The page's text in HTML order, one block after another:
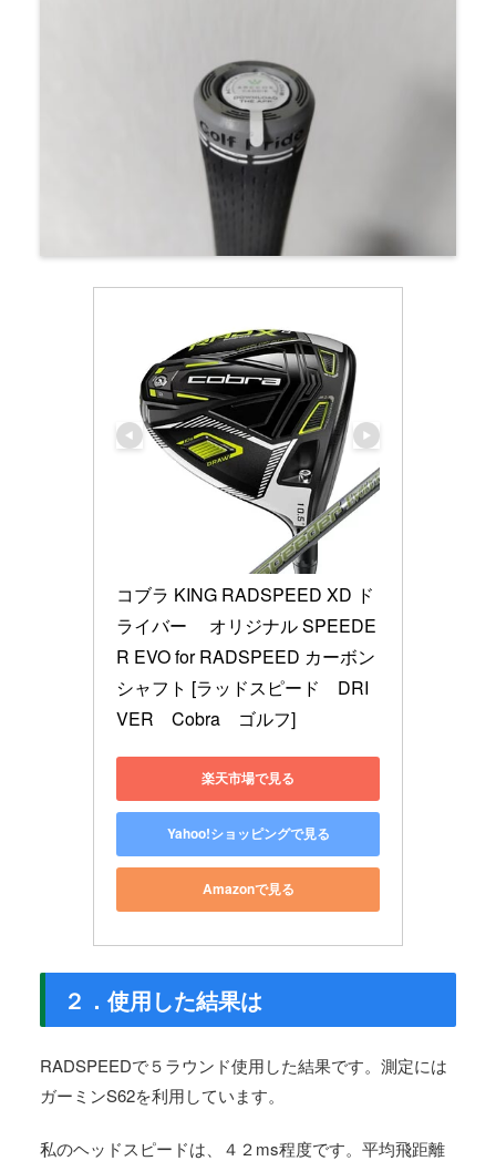
コブラ KING RADSPEED XD ド
ライバー　 オリジナル SPEEDE
R EVO for RADSPEED カーボン
シャフト [ラッドスピード　DRI
VER　Cobra　ゴルフ]
楽天市場で見る
Yahoo!ショッピングで見る
Amazonで見る
２．使用した結果は
RADSPEEDで５ラウンド使用した結果です。測定には
ガーミンS62を利用しています。
私のヘッドスピードは、４２ms程度です。平均飛距離